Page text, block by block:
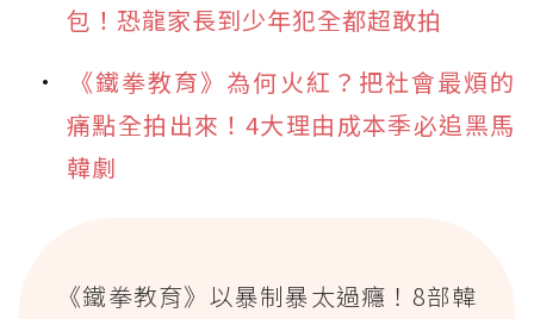
包！恐龍家長到少年犯全都超敢拍
《鐵拳教育》為何火紅？把社會最煩的
痛點全拍出來！4大理由成本季必追黑馬
韓劇
《鐵拳教育》以暴制暴太過癮！8部韓